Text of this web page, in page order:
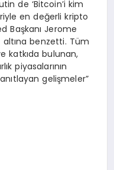
de ‘Bitcoin’i kim
en değerli kripto
Başkanı Jerome
altına benzetti. Tüm
katkıda bulunan,
piyasalarının
gelişmeler”